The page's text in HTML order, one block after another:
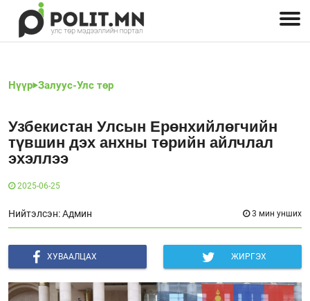
Нүүр Залуус-Улс төр
Узбекистан Улсын Ерөнхийлөгчийн
түвшин дэх анхны төрийн айлчлал
эхэллээ
2025-06-25
Нийтэлсэн: Админ 3 мин унших
ХУВААЛЦАХ ЖИРГЭХ